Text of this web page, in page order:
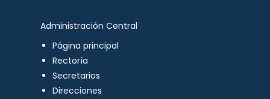
Administración Central
Página principal
Rectoría
Secretarios
Direcciones